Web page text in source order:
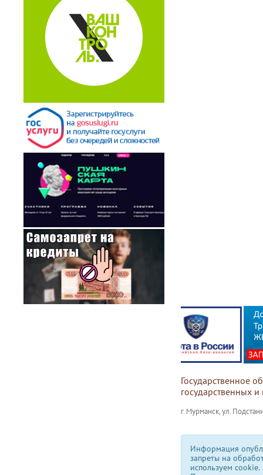
Государственное
государственных
г. Мурманск, ул.
Информация
запреты на
используем сookie.